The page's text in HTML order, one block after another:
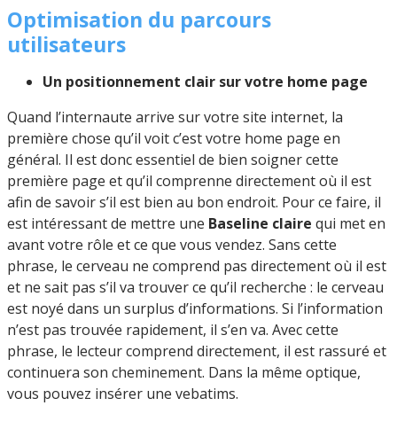
Optimisation du parcours
utilisateurs
Un positionnement clair sur votre home page
Quand l’internaute arrive sur votre site internet, la
première chose qu’il voit c’est votre home page en
général. Il est donc essentiel de bien soigner cette
première page et qu’il comprenne directement où il est
afin de savoir s’il est bien au bon endroit. Pour ce faire, il
est intéressant de mettre une Baseline claire qui met en
avant votre rôle et ce que vous vendez. Sans cette
phrase, le cerveau ne comprend pas directement où il est
et ne sait pas s’il va trouver ce qu’il recherche : le cerveau
est noyé dans un surplus d’informations. Si l’information
n’est pas trouvée rapidement, il s’en va. Avec cette
phrase, le lecteur comprend directement, il est rassuré et
continuera son cheminement. Dans la même optique,
vous pouvez insérer une vebatims.